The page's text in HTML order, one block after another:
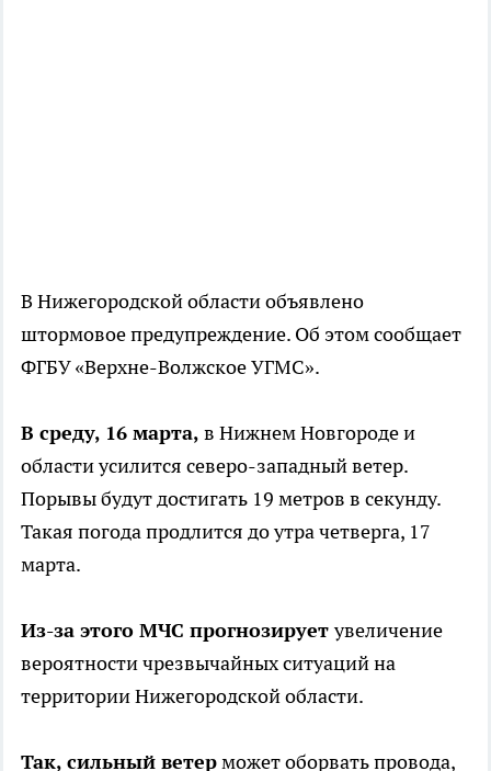
В Нижегородской области объявлено
штормовое предупреждение. Об этом сообщает
ФГБУ «Верхне-Волжское УГМС».
В среду, 16 марта, в Нижнем Новгороде и
области усилится северо-западный ветер.
Порывы будут достигать 19 метров в секунду.
Такая погода продлится до утра четверга, 17
марта.
Из-за этого МЧС прогнозируетувеличение
вероятности чрезвычайных ситуаций на
территории Нижегородской области.
Так, сильный ветерможет оборвать провода,